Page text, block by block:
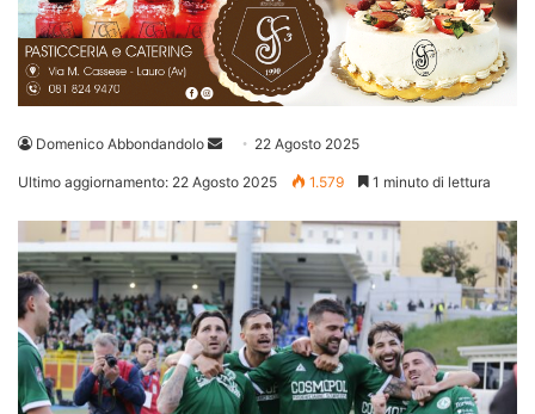
Domenico Abbondandolo
Invia 22 Agosto 2025
Ultimo aggiornamento: 22 Agosto 2025 1.579 1 minuto di lettura